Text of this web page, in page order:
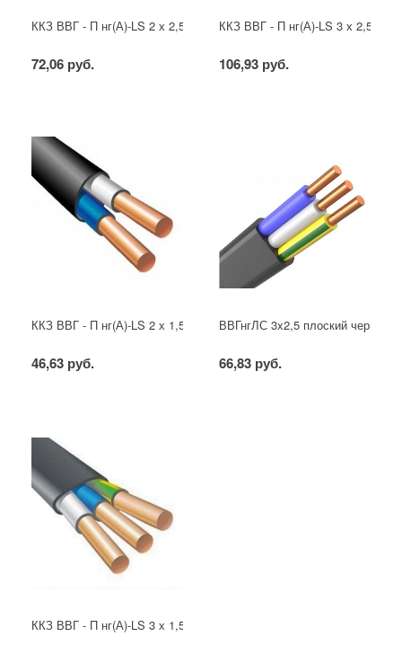
ККЗ ВВГ - П нг(А)-LS 2 х 2,5 ГОСТ
72,06 руб.
ККЗ ВВГ - П нг(А)-LS 3 х 2,5
106,93 руб.
ККЗ ВВГ - П нг(А)-LS 2 х 1,5 ГОСТ
46,63 руб.
ВВГнгЛС 3x2,5 плоский черный
66,83 руб.
ККЗ ВВГ - П нг(А)-LS 3 х 1,5 ГОСТ